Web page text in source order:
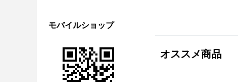
オススメ商品
モバイルショップ